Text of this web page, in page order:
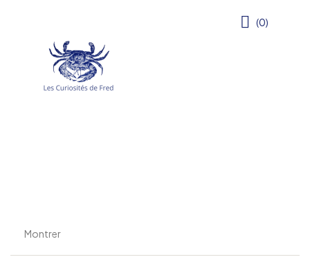
(0)
Montrer